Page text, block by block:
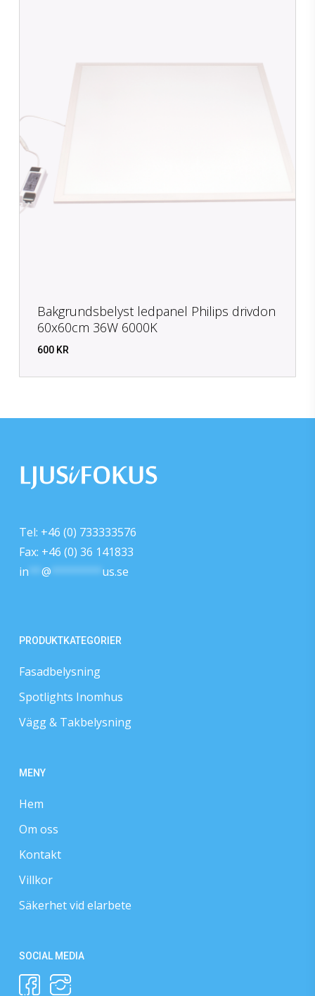
Bakgrundsbelyst ledpanel Philips drivdon
60x60cm 36W 6000K
600 KR
Tel: +46 (0) 733333576
Fax: +46 (0) 36 141833
in
@ us.se
PRODUKTKATEGORIER
Fasadbelysning
Spotlights Inomhus
Vägg & Takbelysning
MENY
Hem
Om oss
Kontakt
Villkor
Säkerhet vid elarbete
SOCIAL MEDIA